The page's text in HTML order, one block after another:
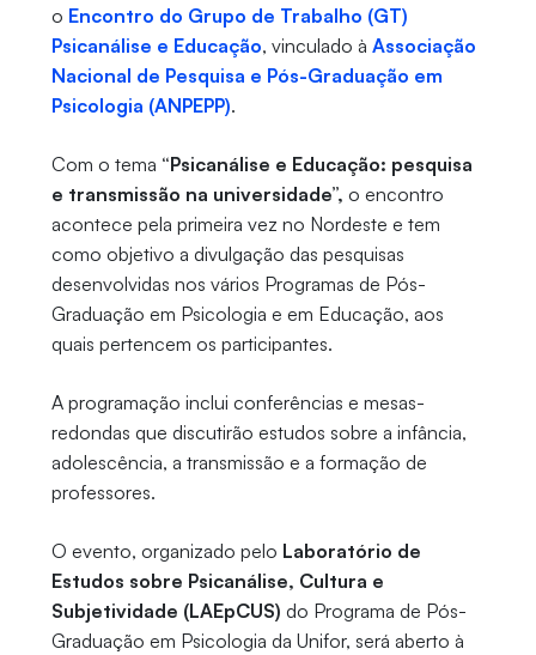
o Encontro do Grupo de Trabalho (GT)
Psicanálise e Educação, vinculado à Associação
Nacional de Pesquisa e Pós-Graduação em
Psicologia (ANPEPP).
Com o tema “Psicanálise e Educação: pesquisa
e transmissão na universidade”, o encontro
acontece pela primeira vez no Nordeste e tem
como objetivo a divulgação das pesquisas
desenvolvidas nos vários Programas de Pós-
Graduação em Psicologia e em Educação, aos
quais pertencem os participantes.
A programação inclui conferências e mesas-
redondas que discutirão estudos sobre a infância,
adolescência, a transmissão e a formação de
professores.
O evento, organizado pelo Laboratório de
Estudos sobre Psicanálise, Cultura e
Subjetividade (LAEpCUS) do Programa de Pós-
Graduação em Psicologia da Unifor, será aberto à